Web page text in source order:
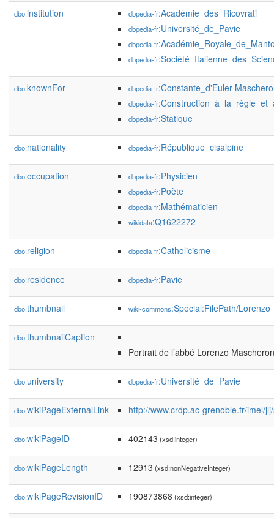
dbo:institution dbpedia-fr:Académie_des_Ricovrati
dbpedia-fr:Université_de_Pavie
dbpedia-fr
dbpedia-fr
dbo:knownFor dbpedia-fr:Constante_d'Euler-
dbpedia-fr
dbpedia-fr:Statique
dbo:nationality dbpedia-fr:République_cisalpine
dbo:occupation dbpedia-fr:Physicien
dbpedia-fr:Poète
dbpedia-fr:Mathématicien
wikidata:Q1622272
dbo:religion dbpedia-fr:Catholicisme
dbo:residence dbpedia-fr:Pavie
dbo:thumbnail wiki-commons:Special:FilePath/
dbo:thumbnailCaption
Portrait de l’abbé Lorenzo
dbo:university dbpedia-fr:Université_de_Pavie
dbo:wikiPageExternalLink http://www.crdp.ac-grenoble.fr/imel/
dbo:wikiPageID 402143 (xsd:integer)
dbo:wikiPageLength 12913 (xsd:nonNegativeInteger)
dbo:wikiPageRevisionID 190873868 (xsd:integer)